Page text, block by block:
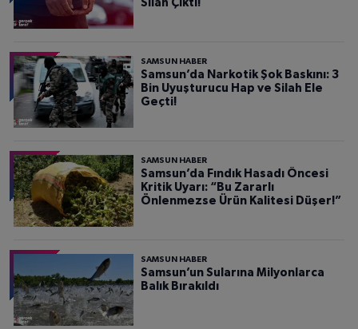
Silah Çıktı!
SAMSUN HABER
Samsun’da Narkotik Şok Baskını: 3
Bin Uyuşturucu Hap ve Silah Ele
Geçti!
SAMSUN HABER
Samsun’da Fındık Hasadı Öncesi
Kritik Uyarı: “Bu Zararlı
Önlenmezse Ürün Kalitesi Düşer!”
SAMSUN HABER
Samsun’un Sularına Milyonlarca
Balık Bırakıldı